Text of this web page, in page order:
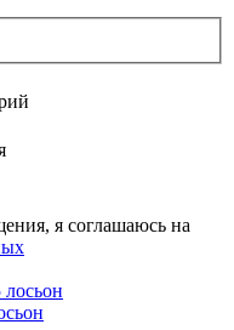
я соглашаюсь на